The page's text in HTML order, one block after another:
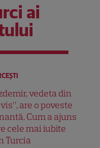
ai
vedeta din
are o poveste
Cum a ajuns
cele mai iubite
Turcia